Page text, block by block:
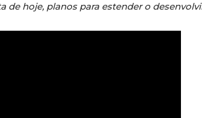
de hoje, planos para estender o